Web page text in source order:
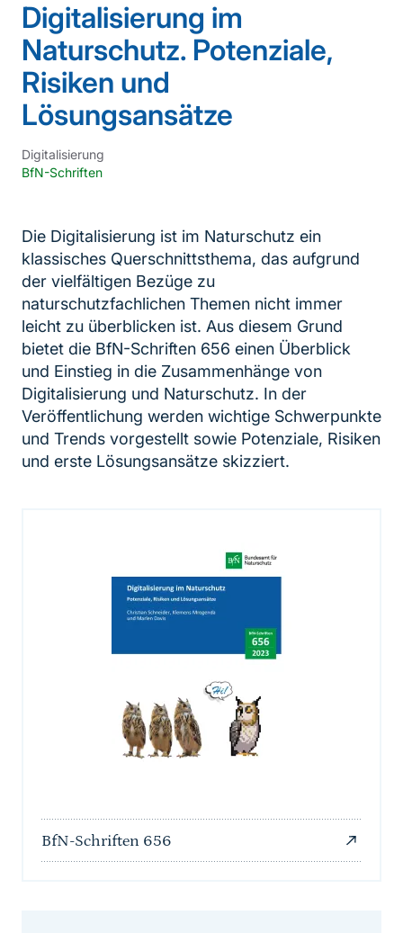
Digitalisierung im
Naturschutz. Potenziale,
Risiken und
Lösungsansätze
Digitalisierung
BfN-Schriften
Die Digitalisierung ist im Naturschutz ein
klassisches Querschnittsthema, das aufgrund
der vielfältigen Bezüge zu
naturschutzfachlichen Themen nicht immer
leicht zu überblicken ist. Aus diesem Grund
bietet die BfN-Schriften 656 einen Überblick
und Einstieg in die Zusammenhänge von
Digitalisierung und Naturschutz. In der
Veröffentlichung werden wichtige Schwerpunkte
und Trends vorgestellt sowie Potenziale, Risiken
und erste Lösungsansätze skizziert.
BfN-Schriften 656